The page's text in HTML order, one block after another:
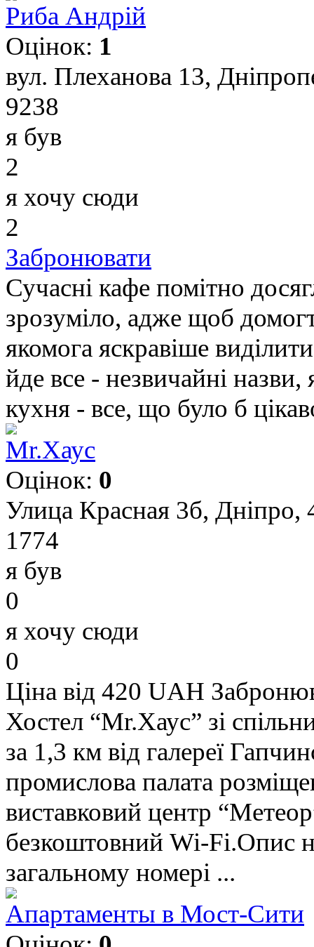
Риба Андрій
Оцінок: 1
вул. Плеханова 13,
9238
я був
2
я хочу сюди
2
Забронювати
Сучасні кафе помітно
зрозуміло, адже щоб
якомога яскравіше
йде все - незвичайні
кухня - все, що було б
Mr.Хаус
Оцінок: 0
Улица Красная 3б, Дніпро,
1774
я був
0
я хочу сюди
0
Ціна від 420 UAH
Хостел “Mr.Хаус” зі
за 1,3 км від галереї
промислова палата
виставковий центр
безкоштовний Wi-Fi.Опис
загальному номері ...
Апартаменты в Мост-Сити